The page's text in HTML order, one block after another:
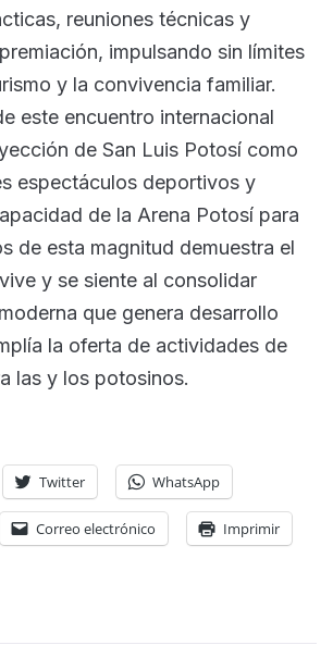
reuniones técnicas y
impulsando sin límites
y la convivencia familiar.
este encuentro internacional
de San Luis Potosí como
espectáculos deportivos y
de la Arena Potosí para
de esta magnitud demuestra el
y se siente al consolidar
que genera desarrollo
la oferta de actividades de
las y los potosinos.
Twitter WhatsApp
Correo electrónico Imprimir